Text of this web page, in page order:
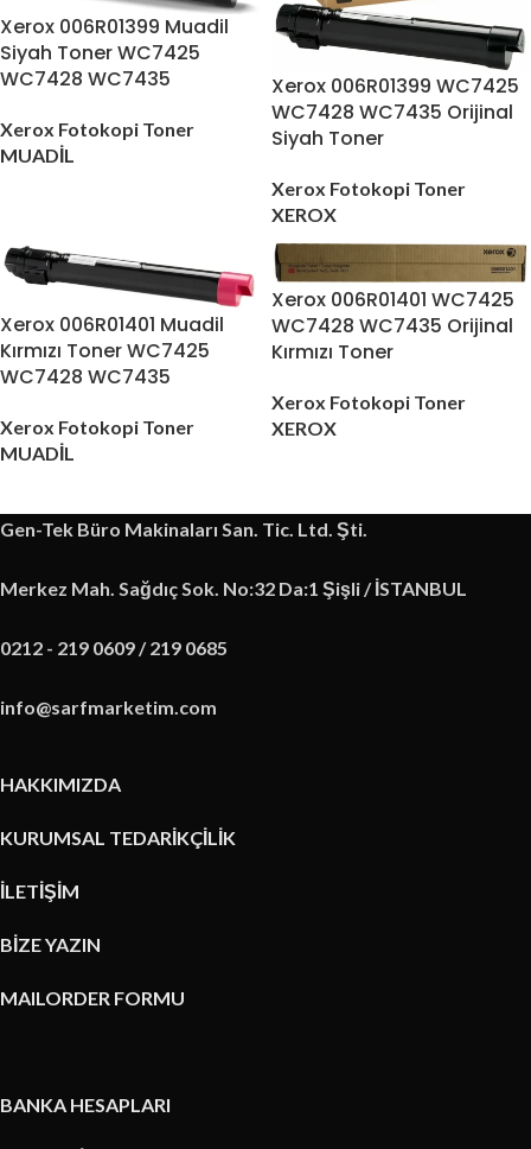
Xerox 006R01399 Muadil
Siyah Toner WC7425
WC7428 WC7435
Xerox Fotokopi Toner
MUADİL
Xerox 006R01399 WC7425
WC7428 WC7435 Orijinal
Siyah Toner
Xerox Fotokopi Toner
XEROX
Xerox 006R01401 Muadil
Kırmızı Toner WC7425
WC7428 WC7435
Xerox Fotokopi Toner
MUADİL
Xerox 006R01401 WC7425
WC7428 WC7435 Orijinal
Kırmızı Toner
Xerox Fotokopi Toner
XEROX
Gen-Tek Büro Makinaları San. Tic. Ltd. Şti.
Merkez Mah. Sağdıç Sok. No:32 Da:1 Şişli / İSTANBUL
0212 - 219 0609 / 219 0685
info@sarfmarketim.com
HAKKIMIZDA
KURUMSAL TEDARİKÇİLİK
İLETİŞİM
BİZE YAZIN
MAILORDER FORMU
BANKA HESAPLARI